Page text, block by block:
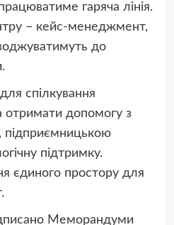
гаряча лінія.
– кейс-менеджмент,
до
спілкування
отримати допомогу з
підприємницькою
підтримку.
єдиного простору для
Меморандуми